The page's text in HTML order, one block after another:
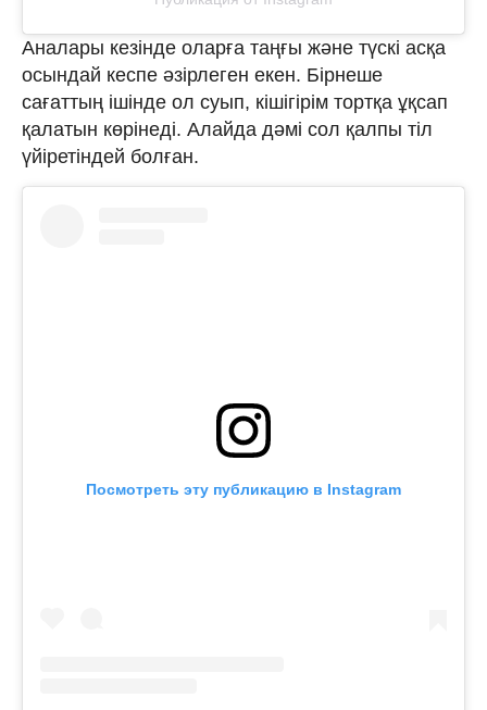
Аналары кезінде оларға таңғы және түскі асқа
осындай кеспе әзірлеген екен. Бірнеше
сағаттың ішінде ол суып, кішігірім тортқа ұқсап
қалатын көрінеді. Алайда дәмі сол қалпы тіл
үйіретіндей болған.
Посмотреть эту публикацию в Instagram